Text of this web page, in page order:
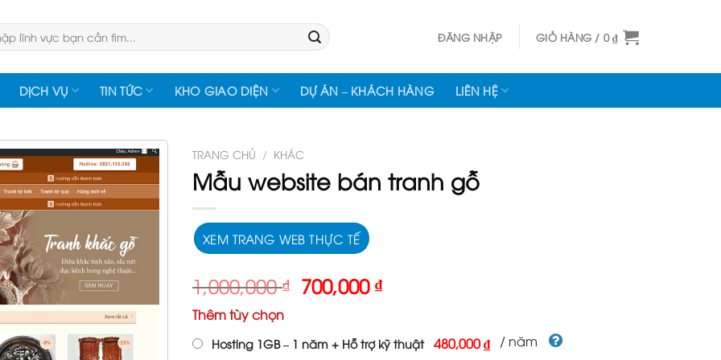
ĐĂNG NHẬP GIỎ HÀNG / 0₫
DỊCH VỤ TIN TỨC KHO GIAO DIỆN DỰ ÁN – KHÁCH HÀNG LIÊN HỆ
TRANG CHỦ / KHÁC
Mẫu website bán tranh gỗ
XEM TRANG WEB THỰC TẾ
1,000,000₫ Giá
gốc
1,000,000 ₫.
700,000₫Giá
là:
Thêm tùy chọn
Hosting 1GB – 1 năm + Hỗ trợ kỹ thuật 480,000 ₫ / năm